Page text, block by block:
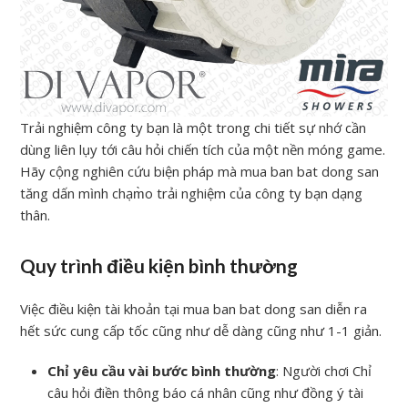
Trải nghiệm công ty bạn là một trong chi tiết sự nhớ cần
dùng liên lụy tới câu hỏi chiến tích của một nền móng game.
Hãy cộng nghiên cứu biện pháp mà mua ban bat dong san
tăng dấn mình chạm̀o trải nghiệm của công ty bạn dạng
thân.
Quy trình điều kiện bình thường
Việc điều kiện tài khoản tại mua ban bat dong san diễn ra
hết sức cung cấp tốc cũng như dễ dàng cũng như 1-1 giản.
Chỉ yêu cầu vài bước bình thường: Người chơi Chỉ
câu hỏi điền thông báo cá nhân cũng như đồng ý tài